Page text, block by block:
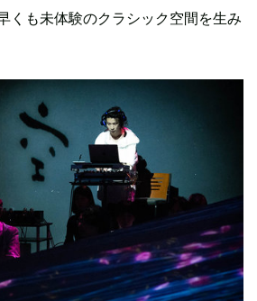
くも未体験のクラシック空間を生み